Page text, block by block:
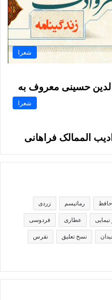
شعرا
حسینی معروف به
شعرا
الممالک فراهانی
حافظ رماتیسم زردی
عطاری فردوسی
نسخ تعلیق نقرس